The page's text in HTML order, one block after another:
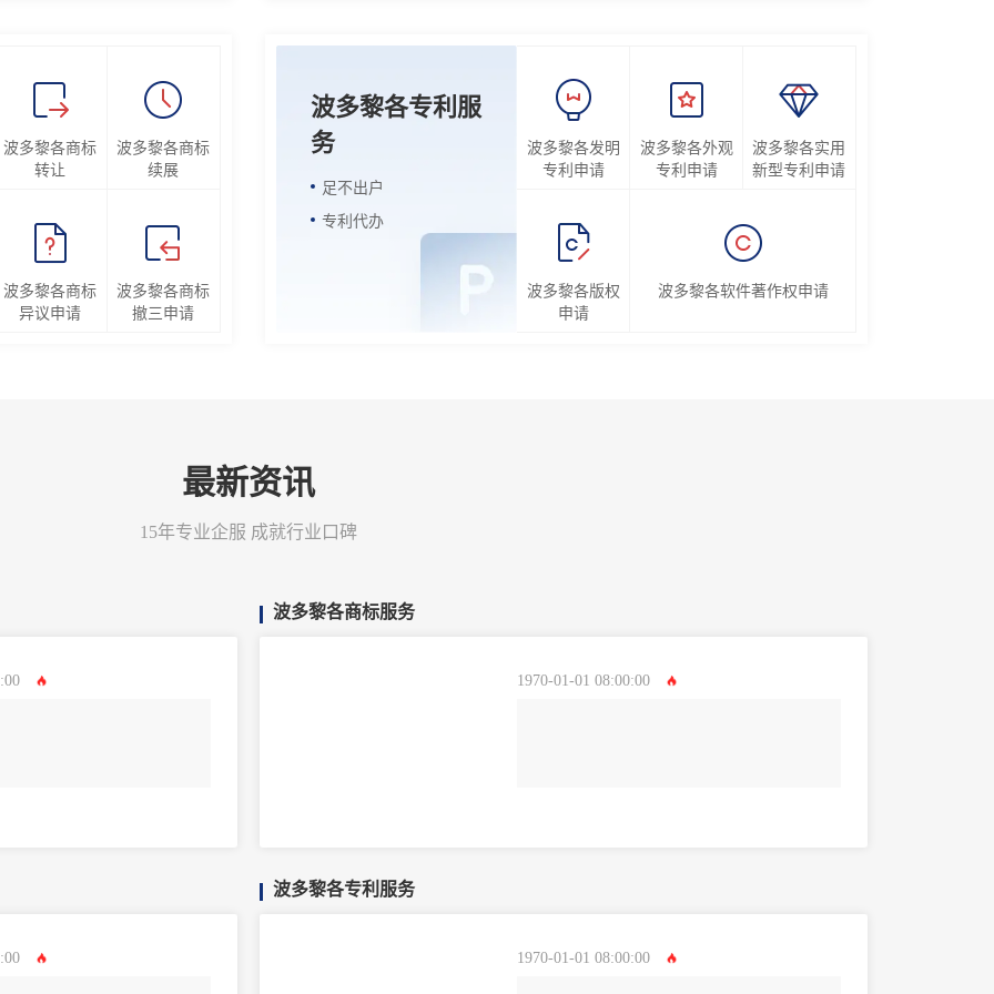
波多黎各商标
转让
波多黎各商标
续展
波多黎各商标
异议申请
波多黎各商标
撤三申请
波多黎各专利服
务
足不出户
专利代办
波多黎各发明
专利申请
波多黎各外观
专利申请
波多黎各实用
新型专利申请
波多黎各版权
申请
波多黎各软件著作权申请
最新资讯
15年专业企服 成就行业口碑
波多黎各商标服务
1970-01-01 08:00:00
波多黎各专利服务
1970-01-01 08:00:00